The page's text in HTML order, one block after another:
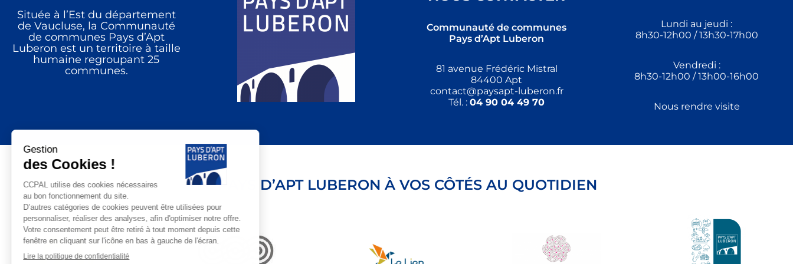
Située à l’Est du département
de Vaucluse, la Communauté
de communes Pays d’Apt
Luberon est un territoire à taille
humaine regroupant 25
communes.
Communauté de communes
Pays d’Apt Luberon
81 avenue Frédéric Mistral
84400 Apt
contact@paysapt-luberon.fr
Tél. : 04 90 04 49 70
Lundi au jeudi :
8h30-12h00 / 13h30-17h00
Vendredi :
8h30-12h00 / 13h00-16h00
Nous rendre visite
LE PAYS D’APT LUBERON À VOS CÔTÉS AU QUOTIDIEN